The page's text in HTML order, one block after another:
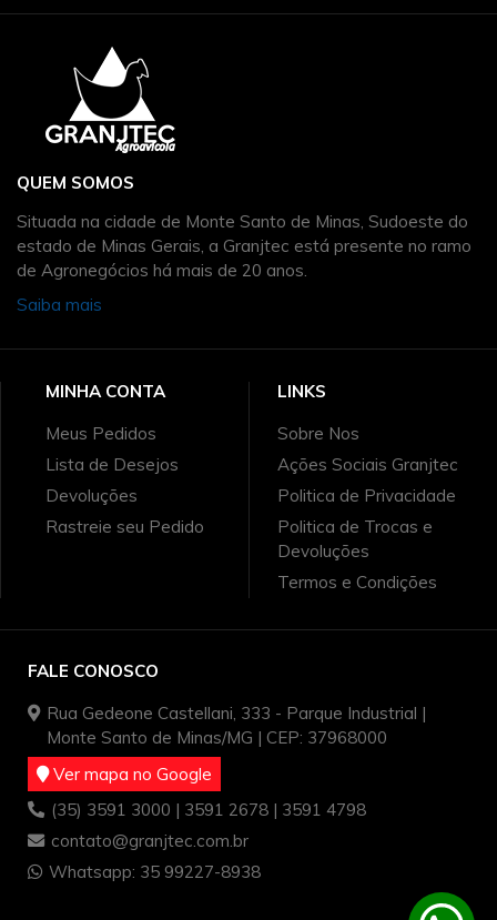
QUEM SOMOS
Situada na cidade de Monte Santo de Minas, Sudoeste do
estado de Minas Gerais, a Granjtec está presente no ramo
de Agronegócios há mais de 20 anos.
Saiba mais
MINHA CONTA
Meus Pedidos
Lista de Desejos
Devoluções
Rastreie seu Pedido
LINKS
Sobre Nos
Ações Sociais Granjtec
Politica de Privacidade
Politica de Trocas e
Devoluções
Termos e Condições
FALE CONOSCO
Rua Gedeone Castellani, 333 - Parque Industrial |
Monte Santo de Minas/MG | CEP: 37968000
Ver mapa no Google
(35) 3591 3000 | 3591 2678 | 3591 4798
contato@granjtec.com.br
Whatsapp: 35 99227-8938